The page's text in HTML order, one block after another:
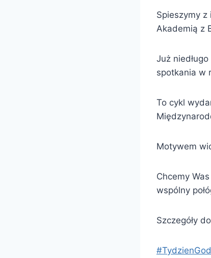
Spieszymy z
Akademią z
Już niedługo
spotkania w
To cykl
Motywem
Chcemy
wspólny
Szczegóły